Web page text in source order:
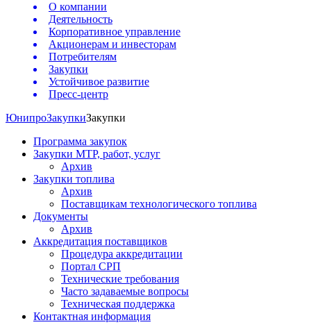
О компании
Деятельность
Корпоративное управление
Акционерам и инвесторам
Потребителям
Закупки
Устойчивое развитие
Пресс-центр
ЮнипроЗакупкиЗакупки
Программа закупок
Закупки МТР, работ, услуг
Архив
Закупки топлива
Архив
Поставщикам технологического топлива
Документы
Архив
Аккредитация поставщиков
Процедура аккредитации
Портал СРП
Технические требования
Часто задаваемые вопросы
Техническая поддержка
Контактная информация